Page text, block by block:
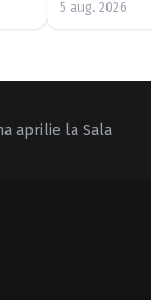
5 aug. 2026
aprilie la Sala